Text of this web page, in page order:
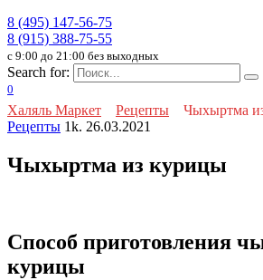
8 (495) 147-56-75
8 (915) 388-75-55
c 9:00 до 21:00 без выходных
Search for:
0
Халяль Маркет Рецепты
Чыхыртма
Рецепты 1k. 26.03.2021
Чыхыртма из курицы
Способ приготовления
курицы